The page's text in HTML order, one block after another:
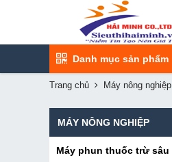
Danh mục sản phẩm
Trang chủ Máy nông nghiệp
MÁY NÔNG NGHIỆP
Máy phun thuốc trừ sâu